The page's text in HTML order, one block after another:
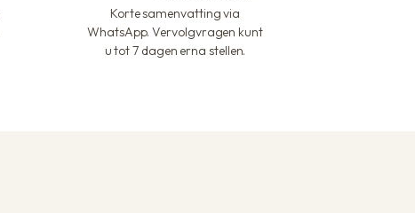
Korte samenvatting via
WhatsApp. Vervolgvragen kunt
u tot 7 dagen erna stellen.